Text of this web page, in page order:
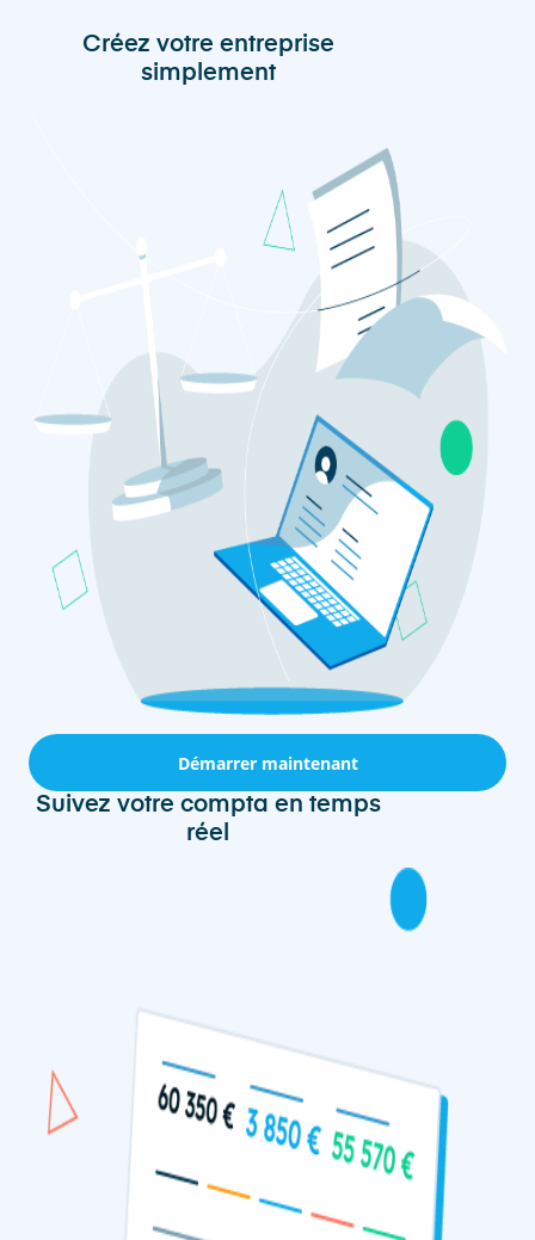
Créez votre entreprise
simplement
Démarrer maintenant
Suivez votre compta en temps
réel